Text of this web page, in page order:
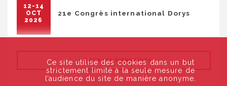
12-14
OCT
2026
21e Congrès international Dorys
TOUS LES ÉVÉNEMENTS
Ce site utilise des cookies dans un but
strictement limité à la seule mesure de
l’audience du site de manière anonyme.